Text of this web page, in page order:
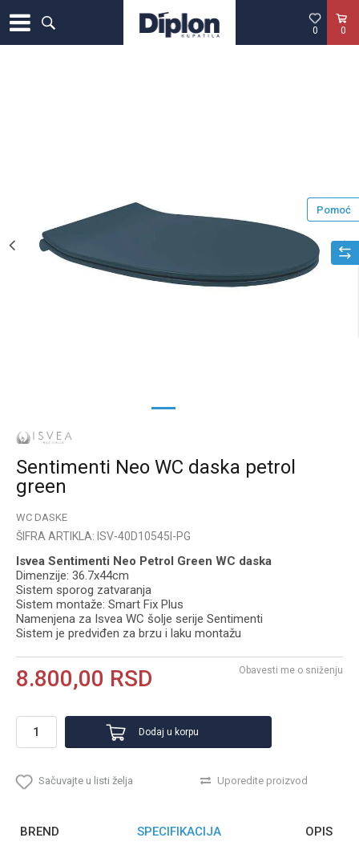
0
0
1
Sentimenti Neo WC daska petrol
green
WC DASKE
ŠIFRA ARTIKLA: ISV-40D10545I-PG
Isvea Sentimenti Neo Petrol Green WC daska
Dimenzije: 36.7x44cm
Sistem sporog zatvaranja
Sistem montaže: Smart Fix Plus
Namenjena za Isvea WC šolje serije Sentimenti
Sistem je predviđen za brzu i laku montažu
8.800,00 RSD Obavesti me o sniženju
Dodaj u korpu
Sačuvajte u listi želja Uporedite proizvod
Pomoć
BREND SPECIFIKACIJA OPIS